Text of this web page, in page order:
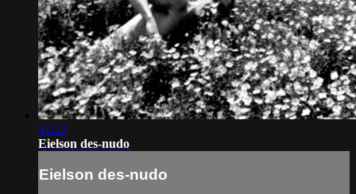
51:22
Eielson des-nudo
Eielson des-nudo